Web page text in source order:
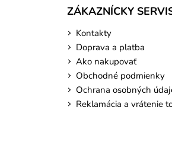
ZÁKAZNÍCKY
Kontakty
Doprava a platba
Ako nakupovať
Obchodné podmienky
Ochrana osobných
Reklamácia a vrátenie